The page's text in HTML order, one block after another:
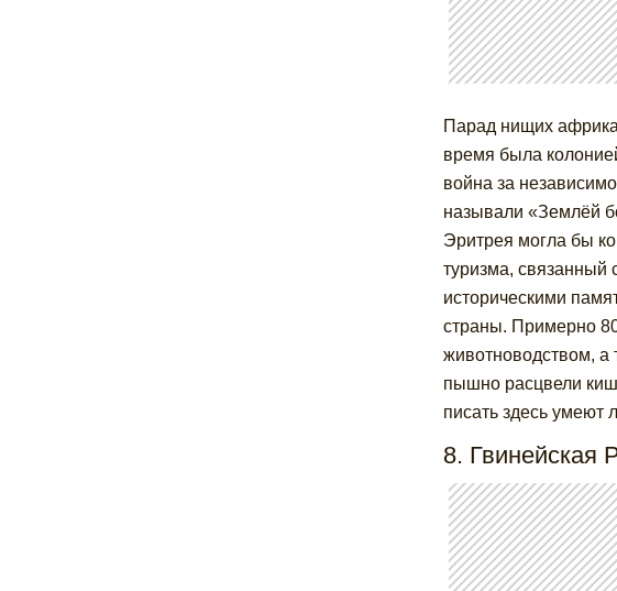
Парад нищих
время была
война за
называли «Землёй
Эритрея могла бы
туризма,
историческими
страны. Примерно
животноводством, а
пышно расцвели
писать здесь умеют
8. Гвинейская